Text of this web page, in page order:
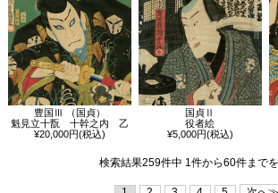
豊国Ⅲ （国貞）
魁見立十翫 十幹之内 乙
¥20,000円(税込)
国貞Ⅱ
役者絵
¥5,000円(税込)
検索結果259件中 1件から60件まで